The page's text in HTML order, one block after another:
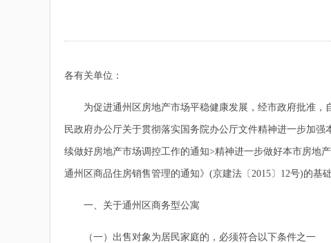
各有关单位：
为促进通州区房地产市场平稳健康发展，经市政府批准，
民政府办公厅关于贯彻落实国务院办公厅文件精神进一步加
续做好房地产市场调控工作的通知>精神进一步做好本市房地
通州区商品住房销售管理的通知》(京建法〔2015〕12号)的基
一、关于通州区商务型公寓
（一）出售对象为居民家庭的，必须符合以下条件之一